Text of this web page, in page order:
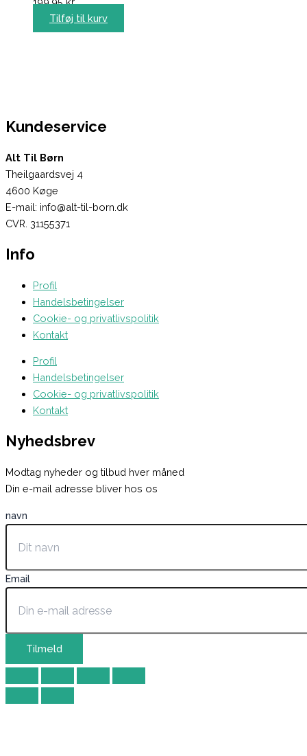
Tilføj til kurv
Kundeservice
Alt Til Børn
Theilgaardsvej 4
4600 Køge
E-mail: info@alt-til-born.dk
CVR. 31155371
Info
Profil
Handelsbetingelser
Cookie- og privatlivspolitik
Kontakt
Profil
Handelsbetingelser
Cookie- og privatlivspolitik
Kontakt
Nyhedsbrev
Modtag nyheder og tilbud hver måned
Din e-mail adresse bliver hos os
navn
Email
Tilmeld